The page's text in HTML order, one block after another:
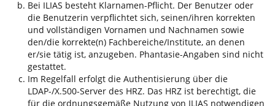
Bei ILIAS besteht Klarnamen-Pflicht. Der Benutzer oder
die Benutzerin verpflichtet sich, seinen/ihren korrekten
und vollständigen Vornamen und Nachnamen sowie
den/die korrekte(n) Fachbereiche/Institute, an denen
er/sie tätig ist, anzugeben. Phantasie-Angaben sind nicht
gestattet.
Im Regelfall erfolgt die Authentisierung über die
LDAP-/X.500-Server des HRZ. Das HRZ ist berechtigt, die
für die ordnungsgemäße Nutzung von ILIAS notwendigen